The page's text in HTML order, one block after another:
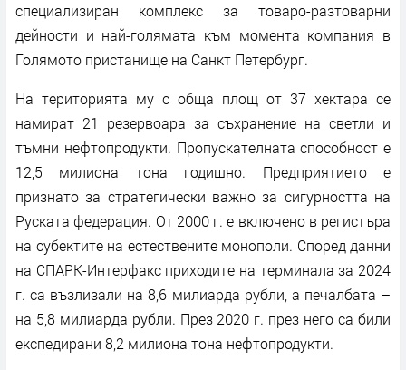
специализиран комплекс за товаро-разтоварни
дейности и най-голямата към момента компания в
Голямото пристанище на Санкт Петербург.
На територията му с обща площ от 37 хектара се
намират 21 резервоара за съхранение на светли и
тъмни нефтопродукти. Пропускателната способност е
12,5 милиона тона годишно. Предприятието е
признато за стратегически важно за сигурността на
Руската федерация. От 2000 г. е включено в регистъра
на субектите на естествените монополи. Според данни
на СПАРК-Интерфакс приходите на терминала за 2024
г. са възлизали на 8,6 милиарда рубли, а печалбата –
на 5,8 милиарда рубли. През 2020 г. през него са били
експедирани 8,2 милиона тона нефтопродукти.